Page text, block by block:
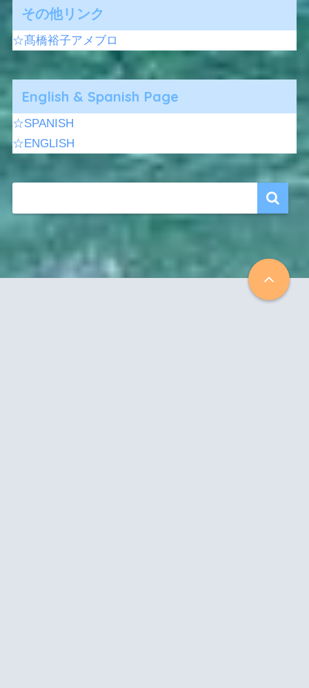
その他リンク
☆髙橋裕子アメブロ
English & Spanish Page
☆SPANISH
☆ENGLISH